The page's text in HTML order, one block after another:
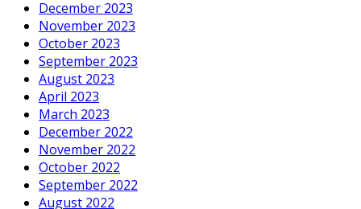
December 2023
November 2023
October 2023
September 2023
August 2023
April 2023
March 2023
December 2022
November 2022
October 2022
September 2022
August 2022